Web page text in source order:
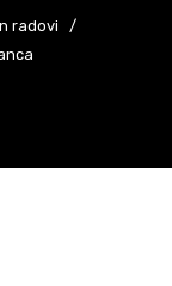
radovi
/